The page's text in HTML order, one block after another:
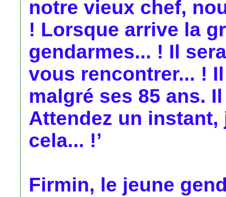
notre vieux chef,
! Lorsque arrive la
gendarmes... ! Il
vous rencontrer... !
malgré ses 85 ans.
Attendez un
cela... !’
Firmin, le jeune